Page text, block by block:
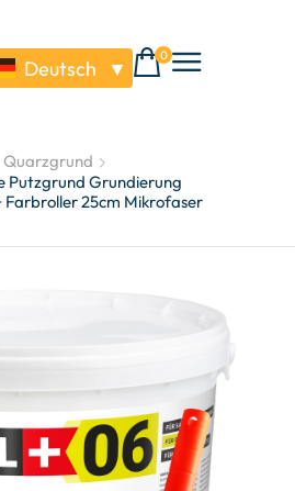
Deutsch ▼
0
Quarzgrund
Putzgrund Grundierung
Farbroller 25cm Mikrofaser